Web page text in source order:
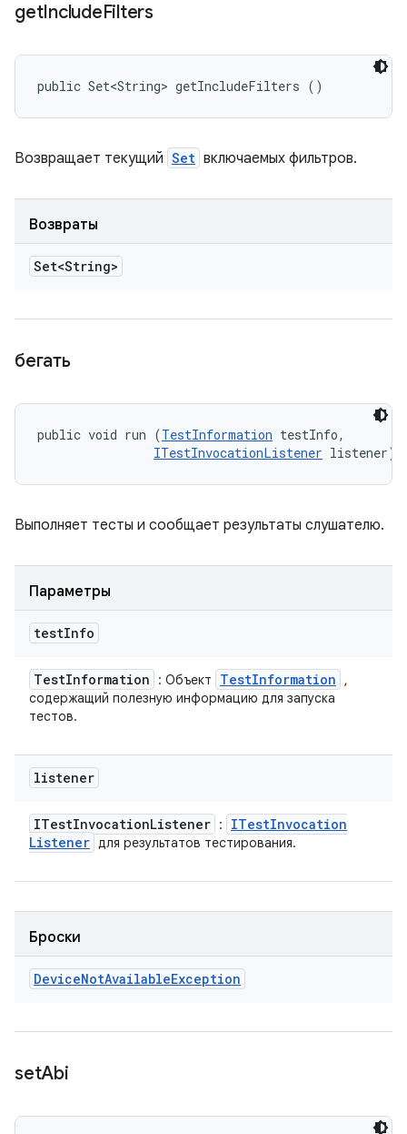
getIncludeFilters
public Set<String> getIncludeFilters ()
Возвращает текущий Set включаемых фильтров.
Возвраты
Set<String>
бегать
public void run (TestInformation testInfo,
ITestInvocationListener listener)
Выполняет тесты и сообщает результаты слушателю.
Параметры
testInfo
TestInformation : Объект TestInformation
,
содержащий полезную информацию для запуска
тестов.
listener
ITestInvocationListener : ITestInvocation
Listener для результатов тестирования.
Броски
DeviceNotAvailableException
setAbi